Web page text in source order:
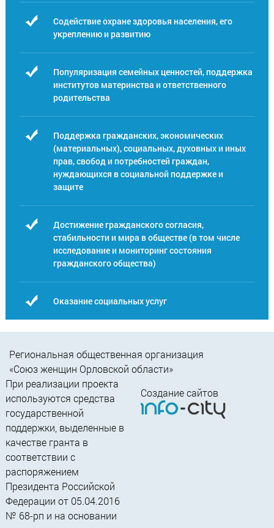
Содействие охране здоровья населения, его
укреплению и развитию
Популяризация семейных ценностей, поддержка
институтов материнства и ответственного
родительства
Поддержка гражданских, экономических
(материальных), социальных, духовных и иных
прав, свобод и потребностей граждан,
нуждающихся в социальной поддержке и
защите
Достижение гражданского согласия,
стабильности и мира в обществе (в том числе
исследование и мониторинг состояния
гражданского общества)
Оказание социальных услуг
Региональная общественная организация
«Союз женщин Орловской области»
При реализации проекта
используются средства
государственной
поддержки, выделенные в
качестве гранта в
соответствии c
распоряжением
Президента Российской
Федерации от 05.04.2016
№ 68-рп и на основании
Создание сайтов